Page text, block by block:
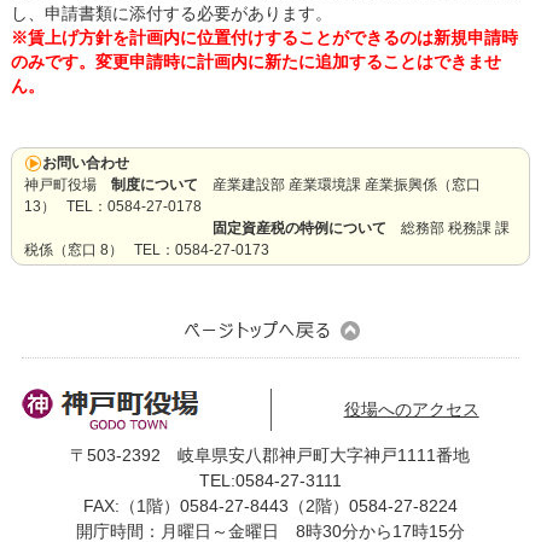
し、申請書類に添付する必要があります。
※賃上げ方針を計画内に位置付けすることができるのは新規申請時
のみです。変更申請時に計画内に新たに追加することはできませ
ん。
お問い合わせ
神戸町役場 制度について 産業建設部 産業環境課 産業振興係（窓口
13） TEL：0584-27-0178
固定資産税の特例について 総務部 税務課 課
税係（窓口 8） TEL：0584-27-0173
役場へのアクセス
〒503-2392 岐阜県安八郡神戸町大字神戸1111番地
TEL:0584-27-3111
FAX:（1階）0584-27-8443（2階）0584-27-8224
開庁時間：月曜日～金曜日 8時30分から17時15分